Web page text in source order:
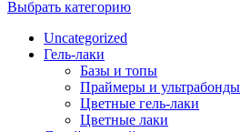
Выбрать категорию
Uncategorized
Гель-лаки
Базы и топы
Праймеры и ультрабонды
Цветные гель-лаки
Цветные лаки